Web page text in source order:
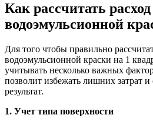
Как рассчитать расход
водоэмульсионной
Для того чтобы правильно
водоэмульсионной краски на 1
учитывать несколько важных
позволит избежать лишних затрат
результат.
1. Учет типа поверхности